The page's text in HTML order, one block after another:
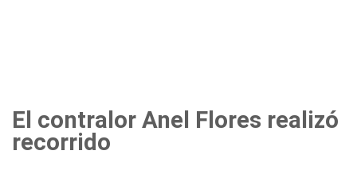
El contralor Anel Flores realizó
recorrido